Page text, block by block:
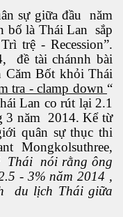
sự giữa đầu năm
bố là Thái Lan sắp
trệ - Recession”.
đề tài chánnh bài
Căm Bốt khỏi Thái
tra - clamp down “
Lan co rút lại 2.1
3 năm 2014. Kể từ
quân sự thục thi
Mongkolsuthree,
Thái nói rằng ông
- 3% năm 2014 ,
du lịch Thái giữa